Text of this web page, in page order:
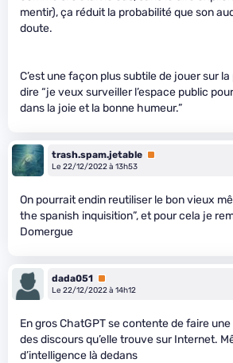
mentir), ça réduit la probabilité que son
doute.
C’est une façon plus subtile de jouer sur
dire “je veux surveiller l’espace public
dans la joie et la bonne humeur.”
trash.spam.jetable Premium
Le 22/12/2022 à 13h53
On pourrait endin reutiliser le bon vieux
the spanish inquisition”, et pour cela je
Domergue
dada051 Premium
Le 22/12/2022 à 14h12
En gros ChatGPT se contente de faire
des discours qu’elle trouve sur Internet.
d’intelligence là dedans